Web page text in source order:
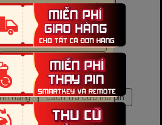
pin đa năng cho gia đình
BQ-CC55E
bảo quản pin carbon
cách bảo quản pin kẽm
cách lưu trữ pin
hãng
cách tra cứu mã pin
hồ